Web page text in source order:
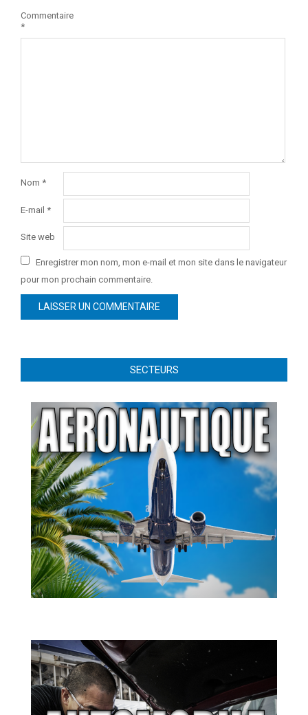
Commentaire
*
Nom *
E-mail *
Site web
Enregistrer mon nom, mon e-mail et mon site dans le navigateur
pour mon prochain commentaire.
SECTEURS